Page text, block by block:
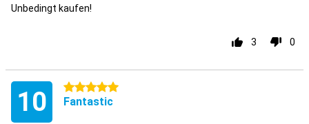
Unbedingt kaufen!
3 0
10 5 stars
Fantastic